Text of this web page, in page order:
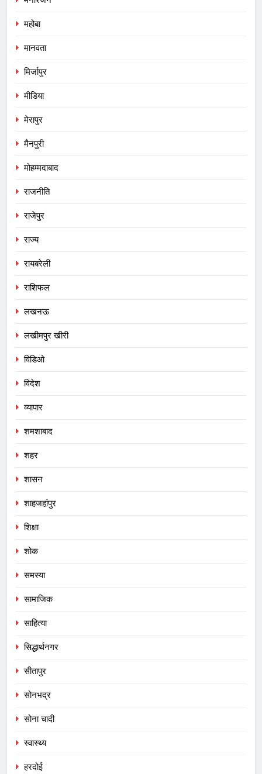
महोबा
मानवता
मिर्जापुर
मीडिया
मेरापुर
मैनपुरी
मोहम्मदाबाद
राजनीति
राजेपुर
राज्य
रायबरेली
राशिफल
लखनऊ
लखीमपुर खीरी
विडिओ
विदेश
व्यापार
शमशाबाद
शहर
शासन
शाहजहांपुर
शिक्षा
शोक
समस्या
सामाजिक
साहित्या
सिद्धार्थनगर
सीतापुर
सोनभद्र
सोना चादी
स्वास्थ्य
हरदोई